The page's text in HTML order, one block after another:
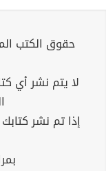
حقوق الكتب
لا يتم نشر أي
إذا تم نشر